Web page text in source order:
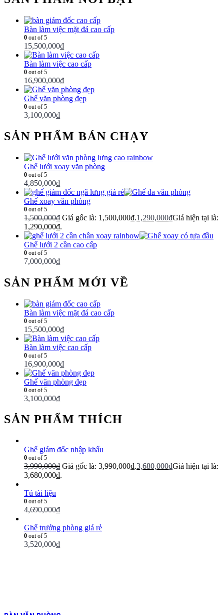
Bàn làm việc mặt đá cao cấp
0 out of 5
15,500,000₫
Bàn làm việc cao cấp
0 out of 5
16,900,000₫
Ghế văn phòng đẹp
0 out of 5
3,100,000₫
SẢN PHẨM BÁN CHẠY
Ghế lưới xoay văn phòng
0 out of 5
4,850,000₫
Ghế xoay văn phòng
0 out of 5
1,500,000₫ Giá gốc là: 1,500,000₫.1,290,000₫Giá hiện tại là:
1,290,000₫.
Ghế lưới 2 cần cao cấp
0 out of 5
7,000,000₫
SẢN PHẨM MỚI VỀ
Bàn làm việc mặt đá cao cấp
0 out of 5
15,500,000₫
Bàn làm việc cao cấp
0 out of 5
16,900,000₫
Ghế văn phòng đẹp
0 out of 5
3,100,000₫
SẢN PHẨM THÍCH
Ghế giám đốc nhập khẩu
0 out of 5
3,990,000₫ Giá gốc là: 3,990,000₫.3,680,000₫Giá hiện tại là:
3,680,000₫.
Tủ tài liệu
0 out of 5
4,690,000₫
Ghế trưởng phòng giá rẻ
0 out of 5
3,520,000₫